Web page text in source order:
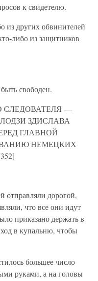
к свидетелю.
из других обвинителей
либо из защитников
свободен.
СЛЕДОВАТЕЛЯ —
ЗДИСЛАВА
ГЛАВНОЙ
НЕМЕЦКИХ
дорогой,
что все они идут
приказано держать в
в купальню, чтобы
большее число
руками, а на головы